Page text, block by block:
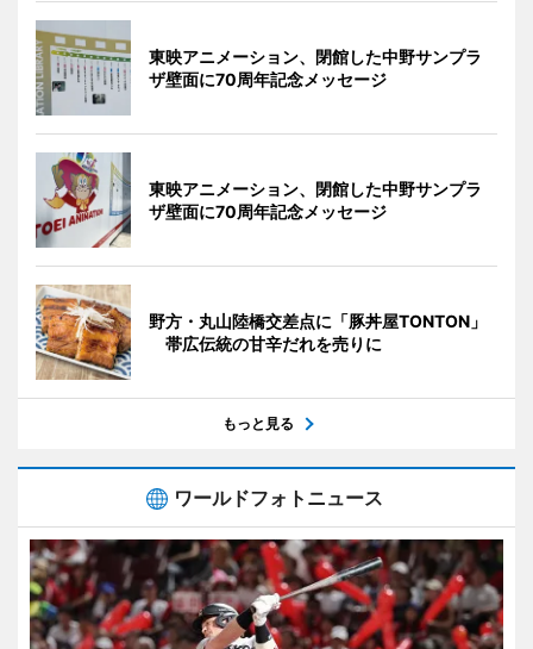
東映アニメーション、閉館した中野サンプラ
ザ壁面に70周年記念メッセージ
東映アニメーション、閉館した中野サンプラ
ザ壁面に70周年記念メッセージ
野方・丸山陸橋交差点に「豚丼屋TONTON」
帯広伝統の甘辛だれを売りに
もっと見る
ワールドフォトニュース